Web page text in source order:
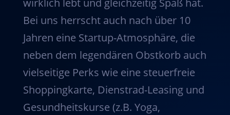
wirklich lebt und gleichzeitig Spaß hat.
Bei uns herrscht auch nach über 10
Jahren eine Startup-Atmosphäre, die
neben dem legendären Obstkorb auch
vielseitige Perks wie eine steuerfreie
Shoppingkarte, Dienstrad-Leasing und
Gesundheitskurse (z.B. Yoga,